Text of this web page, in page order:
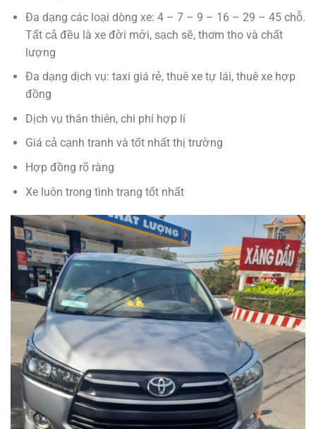
Đa dạng các loại dòng xe: 4 – 7 – 9 – 16 – 29 – 45 chỗ.
Tất cả đều là xe đời mới, sạch sẽ, thơm tho và chất
lượng
Đa dạng dịch vụ: taxi giá rẻ, thuê xe tự lái, thuê xe hợp
đồng
Dịch vụ thân thiên, chi phí hợp lí
Giá cả cạnh tranh và tốt nhất thị trường
Hợp đồng rõ ràng
Xe luôn trong tình trạng tốt nhất